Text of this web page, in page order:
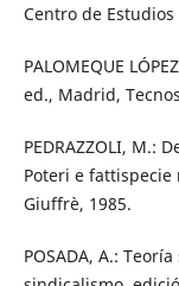
Centro de Estudios
PALOMEQUE
ed., Madrid,
PEDRAZZOLI, M.:
Poteri e
Giuffrè, 1985.
POSADA, A.: